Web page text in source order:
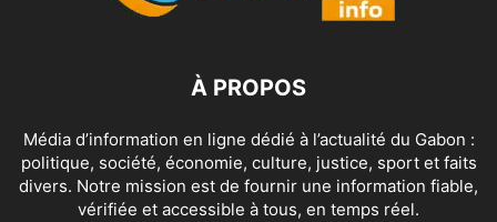
À PROPOS
Média d’information en ligne dédié à l’actualité du Gabon :
politique, société, économie, culture, justice, sport et faits
divers. Notre mission est de fournir une information fiable,
vérifiée et accessible à tous, en temps réel.